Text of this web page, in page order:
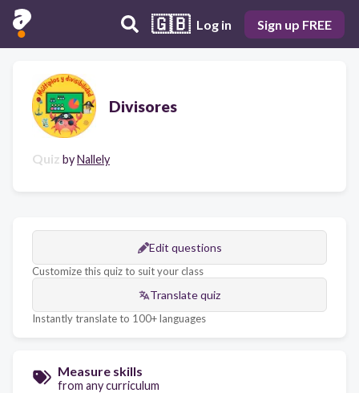
🇬🇧 Log in Sign up FREE
Divisores
Quiz byNallely
Edit questions
Customize this quiz to suit your class
Translate quiz
Instantly translate to 100+ languages
Measure skills
from any curriculum